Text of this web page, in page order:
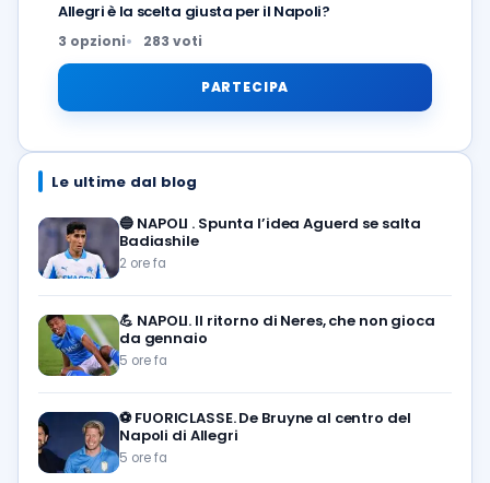
Allegri è la scelta giusta per il Napoli?
3 opzioni 283 voti
PARTECIPA
Le ultime dal blog
🔵 NAPOLI . Spunta l’idea Aguerd se salta
Badiashile
2 ore fa
💪 NAPOLI. Il ritorno di Neres, che non gioca
da gennaio
5 ore fa
⚽️ FUORICLASSE. De Bruyne al centro del
Napoli di Allegri
5 ore fa